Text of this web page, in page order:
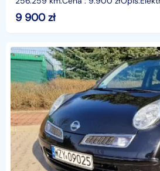
elektryczne lusterka, wspomaganie
9 900zł